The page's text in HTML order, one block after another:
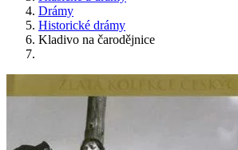
Drámy
Historické drámy
Kladivo na čarodějnice